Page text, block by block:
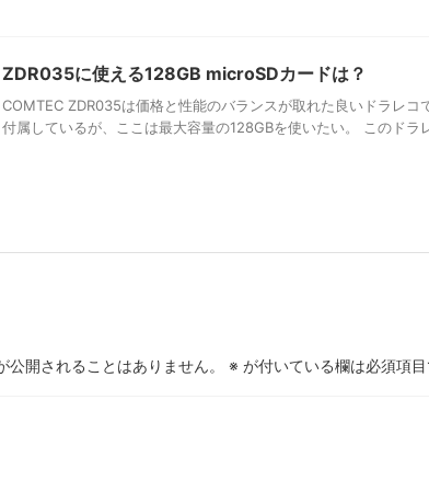
ZDR035に使える128GB microSDカードは？
COMTEC ZDR035は価格と性能のバランスが取れた良いドラレ
付属しているが、ここは最大容量の128GBを使いたい。 このドラ
公開されることはありません。 ※ が付いている欄は必須項